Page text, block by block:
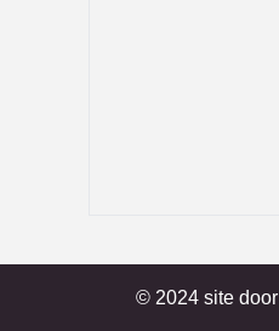
© 2024 site door